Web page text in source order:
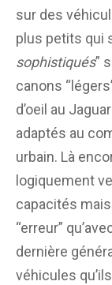
sur des
plus petits qui
sophistiqués”
canons
d’oeil au
adaptés au
urbain. Là
logiquement
capacités
“erreur”
dernière
véhicules